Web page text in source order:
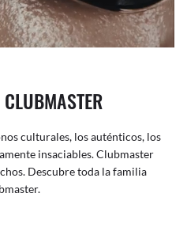
culturales, los auténticos, los
insaciables. Clubmaster
Descubre toda la familia